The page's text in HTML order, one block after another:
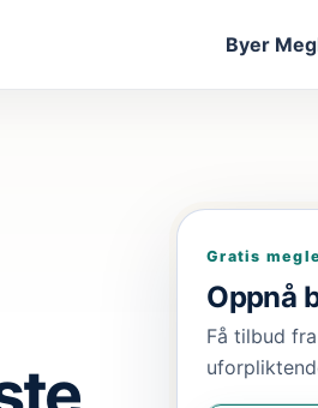
Byer
Gratis
Oppnå
Få tilbud